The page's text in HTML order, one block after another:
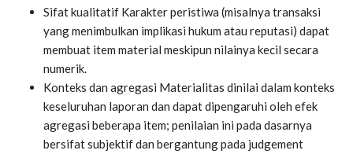
Sifat kualitatif Karakter peristiwa (misalnya transaksi
yang menimbulkan implikasi hukum atau reputasi) dapat
membuat item material meskipun nilainya kecil secara
numerik.
Konteks dan agregasi Materialitas dinilai dalam konteks
keseluruhan laporan dan dapat dipengaruhi oleh efek
agregasi beberapa item; penilaian ini pada dasarnya
bersifat subjektif dan bergantung pada judgement